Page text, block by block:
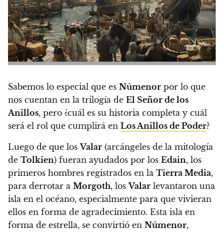
Sabemos lo especial que es Númenor por lo que
nos cuentan en la trilogía de El Señor de los
Anillos, pero ¿cuál es su historia completa y cuál
será el rol que cumplirá en Los Anillos de Poder?
Luego de que losValar (arcángeles de la mitología
de Tolkien) fueran ayudados por los Edain, los
primeros hombres registrados en la Tierra Media,
para derrotar a Morgoth, losValar levantaron una
isla en el océano, especialmente para que vivieran
ellos en forma de agradecimiento. Esta isla en
forma de estrella, se convirtió en Númenor,